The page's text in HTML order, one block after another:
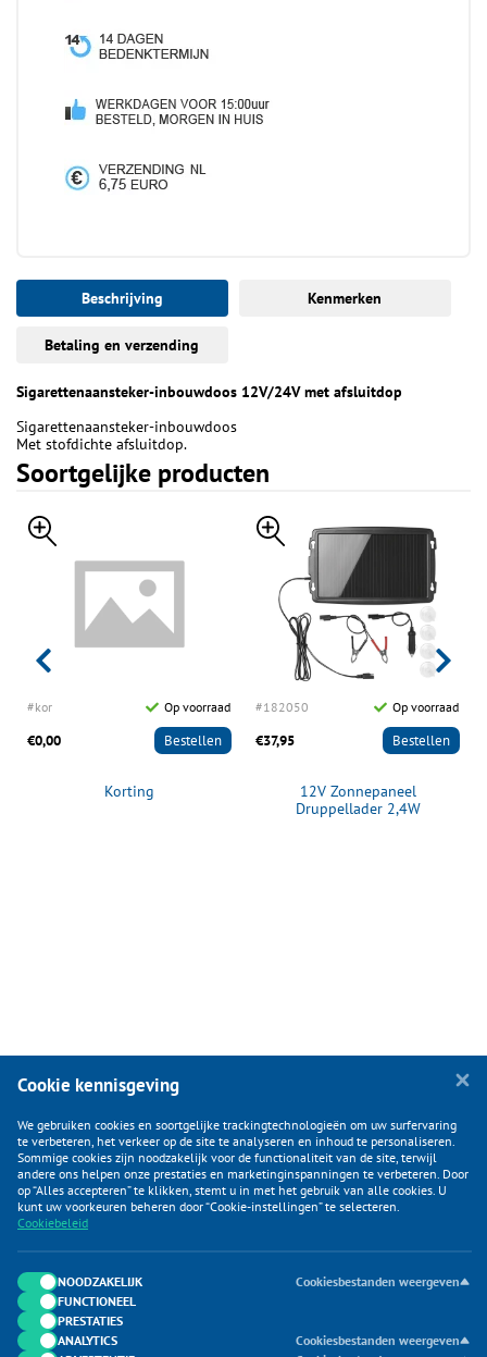
Beschrijving Kenmerken
Betaling en verzending
Sigarettenaansteker-inbouwdoos 12V/24V met afsluitdop
Sigarettenaansteker-inbouwdoos
Met stofdichte afsluitdop.
Soortgelijke producten
#kor Op voorraad
€0,00 Bestellen
Korting
#182050 Op voorraad
€37,95 Bestellen
12V Zonnepaneel
Druppellader 2,4W
KLANTENSERVICE
CATEGORIEËN
DUIJVELAAR E-COMMERCE
CONTACTEN
Cookie kennisgeving
We gebruiken cookies en soortgelijke trackingtechnologieën om uw surfervaring
te verbeteren, het verkeer op de site te analyseren en inhoud te personaliseren.
Sommige cookies zijn noodzakelijk voor de functionaliteit van de site, terwijl
andere ons helpen onze prestaties en marketinginspanningen te verbeteren. Door
op “Alles accepteren” te klikken, stemt u in met het gebruik van alle cookies. U
kunt uw voorkeuren beheren door “Cookie-instellingen” te selecteren.
Cookiebeleid
NOODZAKELIJK
Cookiesbestanden weergeven
FUNCTIONEEL
PRESTATIES
ANALYTICS
Cookiesbestanden weergeven